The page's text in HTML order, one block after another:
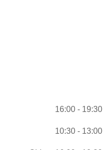
16:00 - 19:30
10:30 - 13:00